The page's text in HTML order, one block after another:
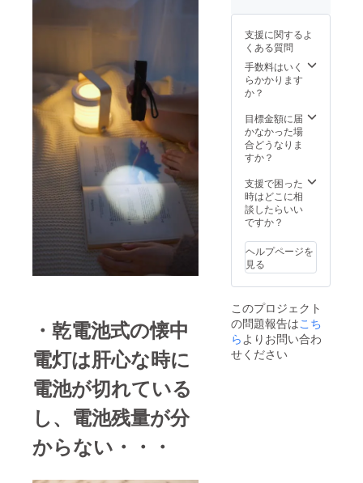
・乾電池式の懐中
電灯は肝心な時に
電池が切れている
し、電池残量が分
からない・・・
す。ご
ださ
い。
が、生
送状況
により
遅れる
可能性
もござ
す。 ※
商品の
仕様、
デザイ
しまし
ては一
部変更
になる
もござ
いま
す。ご
了承く
い。
支援に関するよ
くある質問
手数料はいく
らかかります
か？
目標金額に届
かなかった場
合どうなりま
すか？
支援で困った
時はどこに相
談したらいい
ですか？
ヘルプページを
見る
このプロジェクト
の問題報告はこち
ら よりお問い合わ
せください